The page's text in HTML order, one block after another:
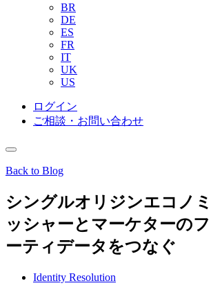
BR
DE
ES
FR
IT
UK
US
ログイン
ご相談・お問い合わせ
Back to Blog
シングルオリジンエコノ
ッシャーとマーケターの
ーティデータをつなぐ
Identity Resolution